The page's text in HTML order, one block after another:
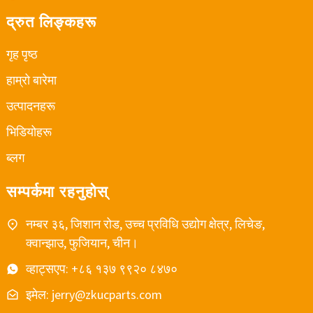
द्रुत लिङ्कहरू
गृह पृष्ठ
हाम्रो बारेमा
उत्पादनहरू
भिडियोहरू
ब्लग
सम्पर्कमा रहनुहोस्
नम्बर ३६, जिशान रोड, उच्च प्रविधि उद्योग क्षेत्र, लिचेङ,
क्वान्झाउ, फुजियान, चीन।
व्हाट्सएप: +८६ १३७ ९९२० ८४७०
इमेल: jerry@zkucparts.com